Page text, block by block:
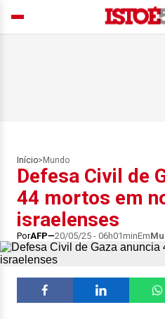
Início> Mundo
Defesa Civil de
44 mortos em
israelenses
PorAFP 20/05/25 - 06h01minEm